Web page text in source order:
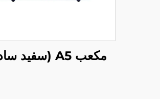
مکعب A5 (سفید ساده)